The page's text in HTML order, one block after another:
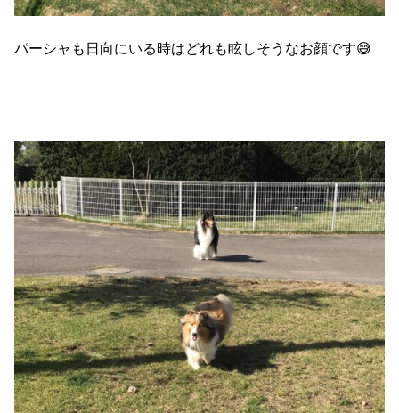
パーシャも日向にいる時はどれも眩しそうなお顔です😅